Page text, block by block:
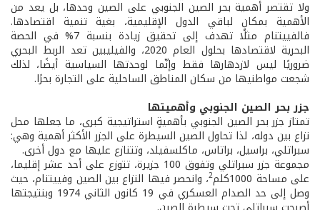
ولا تقتصر أهمية بحر الصين الجنوبي على الصين وحدها، بل يعد من
الأهمية بمكانٍ لباقي الدول الإقليمية، بغية تنمية اقتصادها.
فالفييتنام مثلًا تهدف إلى تحقيق زيادة بنسبة 7% في الحصة
البحرية لاقتصادها بحلول العام 2020، والفيليبين تعد الربط البحري
ضروريًا ليس لازدهارها فقط وإنّما لوحدتها السياسية أيضًا، لذلك
شجعت مواطنيها من سكان المناطق الساحلية على التجارة بحرًا.
جزر بحر الصين الجنوبي وأهميتها
تمتاز جزر بحر الصين الجنوبي بأهميةٍ استراتيجية كبرى، ما جعلها محل
نزاع بين دوله، لذا تحاول الصين السيطرة على الجزر الأكثر أهمية وهي:
سبراتلي، براسيل، براتاس، ماكلسفيلد، وتتنازع عليها مع دول أخرى.
مجموعة جزر سبراتلي وتفوق 100 جزيرة، تتوزع على أحد عشر إقليما،
على مساحة 1000كلم 2، وانحصر فيها النزاع بين الصين وفييتنام، حيث
وصل إلى حد الصدام العسكري في 19 كانون الثاني 1974 وبنتيجتها